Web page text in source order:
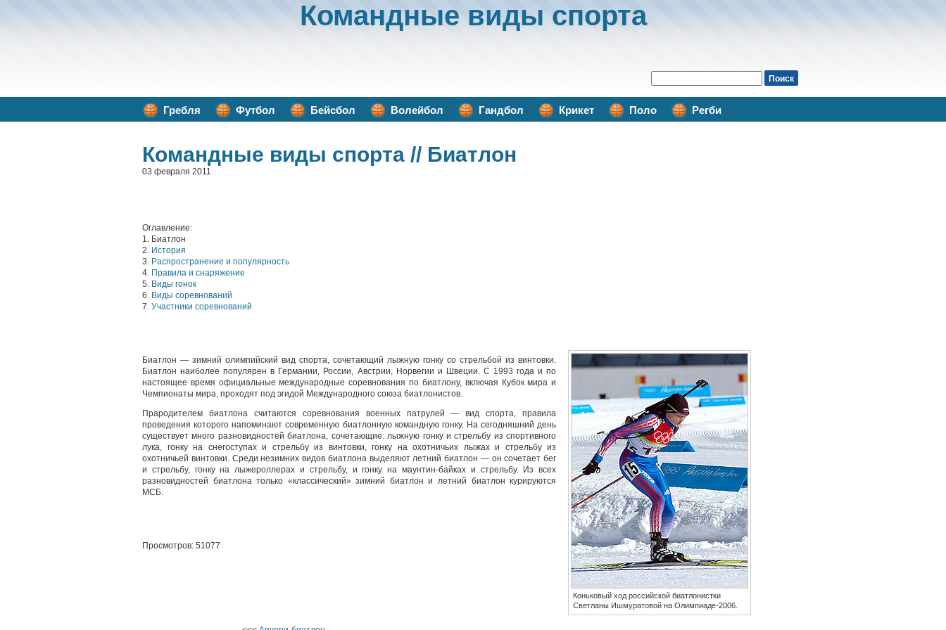
Командные виды спорта
Гребля Футбол Бейсбол Волейбол Гандбол Крикет Поло Регби
Командные виды спорта // Биатлон
03 февраля 2011
Оглавление:
1. Биатлон
2. История
3. Распространение и популярность
4. Правила и снаряжение
5. Виды гонок
6. Виды соревнований
7. Участники соревнований
Коньковый ход российской биатлонистки
Светланы Ишмуратовой на Олимпиаде-2006.
Биатлон — зимний олимпийский вид спорта, сочетающий лыжную гонку со стрельбой из винтовки.
Биатлон наиболее популярен в Германии, России, Австрии, Норвегии и Швеции. C 1993 года и по
настоящее время официальные международные соревнования по биатлону, включая Кубок мира и
Чемпионаты мира, проходят под эгидой Международного союза биатлонистов.
Прародителем биатлона считаются соревнования военных патрулей — вид спорта, правила
проведения которого напоминают современную биатлонную командную гонку. На сегодняшний день
существует много разновидностей биатлона, сочетающие: лыжную гонку и стрельбу из спортивного
лука, гонку на снегоступах и стрельбу из винтовки, гонку на охотничьих лыжах и стрельбу из
охотничьей винтовки. Среди незимних видов биатлона выделяют летний биатлон — он сочетает бег
и стрельбу, гонку на лыжероллерах и стрельбу, и гонку на маунтин-байках и стрельбу. Из всех
разновидностей биатлона только «классический» зимний биатлон и летний биатлон курируются
МСБ.
Просмотров: 51077